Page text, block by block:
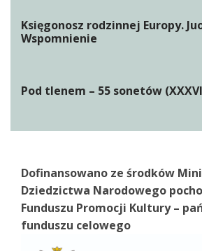
Księgonosz rodzinnej Europy.
Wspomnienie
Pod tlenem – 55 sonetów
Dofinansowano ze środków
Dziedzictwa Narodowego
Funduszu Promocji Kultury –
funduszu celowego